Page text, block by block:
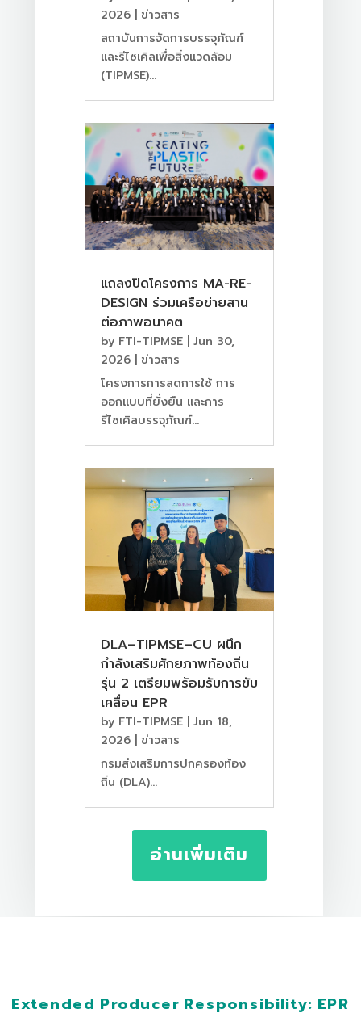
2026| ข่าวสาร
สถาบันการจัดการบรรจุภัณฑ์
และรีไซเคิลเพื่อสิ่งแวดล้อม
(TIPMSE)...
แถลงปิดโครงการ MA-RE-
DESIGN ร่วมเครือข่ายสาน
ต่อภาพอนาคต
by FTI-TIPMSE| Jun 30,
2026| ข่าวสาร
โครงการการลดการใช้ การ
ออกแบบที่ยั่งยืน และการ
รีไซเคิลบรรจุภัณฑ์...
DLA–TIPMSE–CU ผนึก
กำลังเสริมศักยภาพท้องถิ่น
รุ่น 2 เตรียมพร้อมรับการขับ
เคลื่อน EPR
by FTI-TIPMSE| Jun 18,
2026| ข่าวสาร
กรมส่งเสริมการปกครองท้อง
ถิ่น (DLA)...
อ่านเพิ่มเติม
Extended Producer Responsibility: EPR